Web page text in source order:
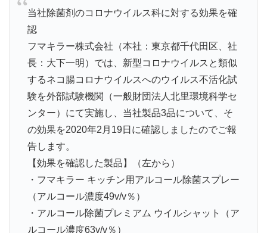
当社除菌剤のコロナウイルス科に対する効果を確
認
フマキラー株式会社（本社：東京都千代田区、社
長：大下一明）では、新型コロナウイルスと類似
するネコ腸コロナウイルスへのウイルス不活化試
験を外部試験機関（一般財団法人北里環境科学セ
ンター）にて実施し、当社製品3品について、そ
の効果を2020年2月19日に確認しましたのでご報
告します。
【効果を確認した製品】（左から）
・フマキラー キッチン用アルコール除菌スプレー
（アルコール濃度49v/v％）
・アルコール除菌プレミアム ウイルシャット（ア
ルコール濃度63v/v％）